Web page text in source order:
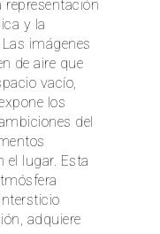
y la
imágenes
de aire que
vacío,
los
del
el lugar. Esta
adquiere